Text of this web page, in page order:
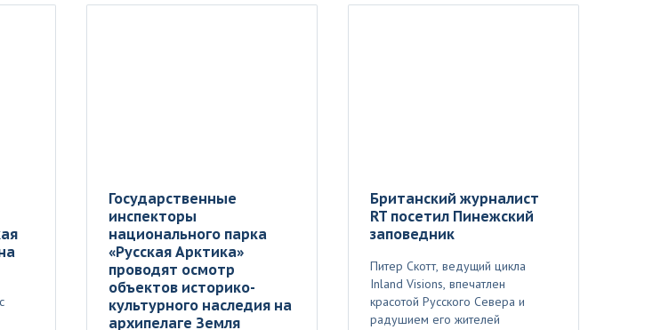
Государственные
инспекторы
национального парка
«Русская Арктика»
проводят осмотр
объектов историко-
культурного наследия на
архипелаге Земля
Британский журналист
RT посетил Пинежский
заповедник
Питер Скотт, ведущий цикла
Inland Visions, впечатлен
красотой Русского Севера и
радушием его жителей